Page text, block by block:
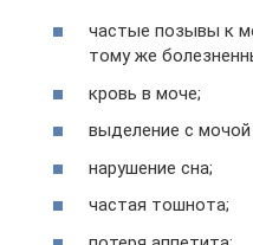
частые позывы к
тому же
кровь в моче;
выделение с мочой
нарушение сна;
частая тошнота;